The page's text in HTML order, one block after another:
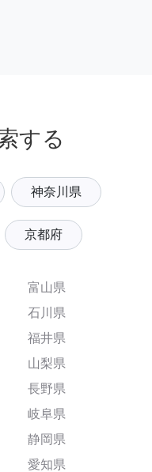
する
神奈川県
京都府
富山県
石川県
福井県
山梨県
長野県
岐阜県
静岡県
愛知県